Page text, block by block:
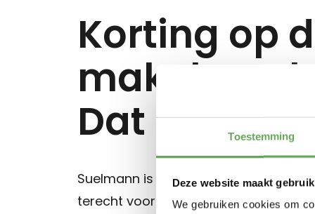
Toestemming
Deze website maakt
We gebruiken cookies om
Korting op
Dat kan!
Suelmann is meer dan een
terecht voor je hypotheek, je